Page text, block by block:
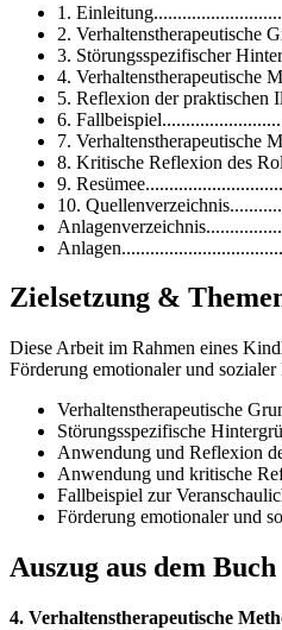
1.
2. Verhaltenstherapeutische
3. Störungsspezifischer
4. Verhaltenstherapeutische
5. Reflexion der praktischen
6.
7. Verhaltenstherapeutische
8. Kritische Reflexion des
9.
10.
Zielsetzung &
Diese Arbeit im Rahmen eines
Förderung emotionaler und
Verhaltenstherapeutische
Störungsspezifische
Anwendung und Reflexion
Anwendung und kritische
Fallbeispiel zur
Förderung emotionaler und
Auszug aus dem Buch
4. Verhaltenstherapeutische